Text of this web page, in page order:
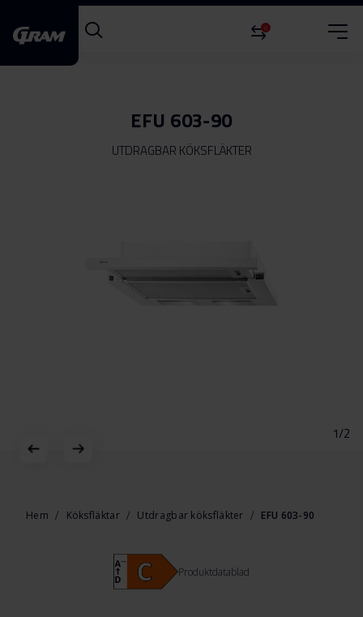
0
EFU 603-90
UTDRAGBAR KÖKSFLÄKTER
1/2
början
Hem Köksfläktar Utdragbar köksfläkter EFU 603-90
Produktdatablad